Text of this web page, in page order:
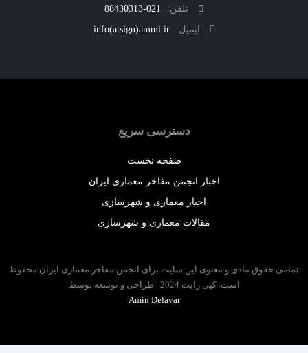
تلفن:
021-88430313
ایمیل: info(atsign)ammi.ir
دسترسی سریع
صفحه نخست
اخبار انجمن مفاخر معماری ایران
اخبار معماری و شهرسازی
مقالات معماری و شهرسازی
حقوق مادی و معنوی این سایت برای انجمن مفاخر معماری ایران محفوظ
است. کپی رایت 2024 | طراحی و توسعه توسط
Amin Delavar